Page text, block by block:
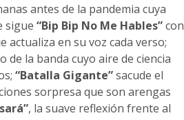
antes de la pandemia cuya
sigue “Bip Bip No Me Hables”con
actualiza en su voz cada verso;
de la banda cuyo aire de ciencia
“Batalla Gigante”sacude el
sorpresa que son arengas
, la suave reflexión frente al